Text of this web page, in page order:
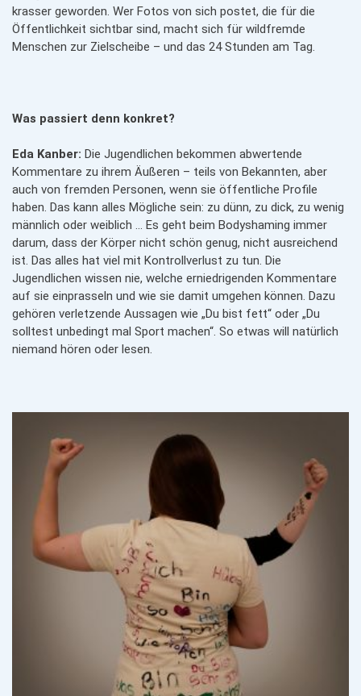
krasser geworden. Wer Fotos von sich postet, die für die
Öffentlichkeit sichtbar sind, macht sich für wildfremde
Menschen zur Zielscheibe – und das 24 Stunden am Tag.
Was passiert denn konkret?
Eda Kanber: Die Jugendlichen bekommen abwertende
Kommentare zu ihrem Äußeren – teils von Bekannten, aber
auch von fremden Personen, wenn sie öffentliche Profile
haben. Das kann alles Mögliche sein: zu dünn, zu dick, zu wenig
männlich oder weiblich … Es geht beim Bodyshaming immer
darum, dass der Körper nicht schön genug, nicht ausreichend
ist. Das alles hat viel mit Kontrollverlust zu tun. Die
Jugendlichen wissen nie, welche erniedrigenden Kommentare
auf sie einprasseln und wie sie damit umgehen können. Dazu
gehören verletzende Aussagen wie „Du bist fett“ oder „Du
solltest unbedingt mal Sport machen“. So etwas will natürlich
niemand hören oder lesen.